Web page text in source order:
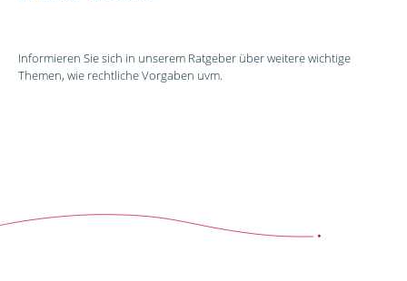
Informieren Sie sich in unserem Ratgeber über weitere wichtige
Themen, wie rechtliche Vorgaben uvm.